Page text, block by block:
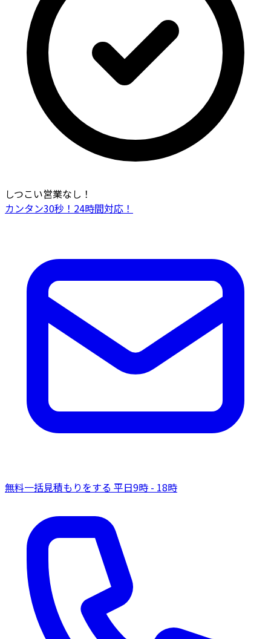
しつこい営業なし！
カンタン30秒！24時間対応！
無料一括見積もりをする 平日9時 - 18時